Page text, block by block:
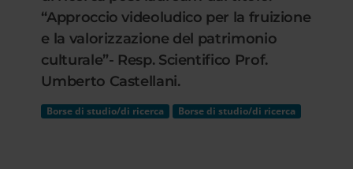
“Approccio videoludico per la fruizione
e la valorizzazione del patrimonio
culturale”- Resp. Scientifico Prof.
Umberto Castellani.
Borse di studio/di ricerca Borse di studio/di ricerca